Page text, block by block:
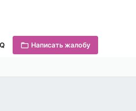
Написать жалобу